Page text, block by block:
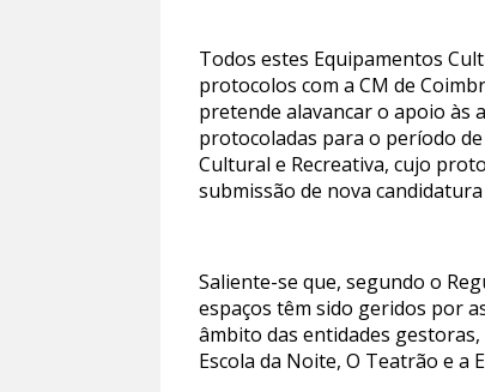
Todos estes Equipamentos
protocolos com a CM de
pretende alavancar o apoio às
protocoladas para o período de
Cultural e Recreativa, cujo
submissão de nova
Saliente-se que, segundo o
espaços têm sido geridos por
âmbito das entidades
Escola da Noite, O Teatrão e